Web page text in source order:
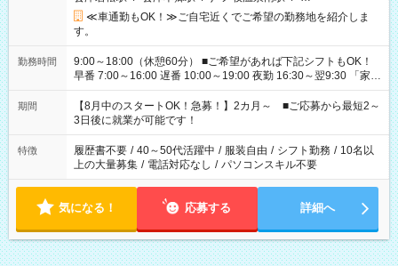
≪車通勤もOK！≫ご自宅近くでご希望の勤務地を紹介しま
す。
勤務時間
9:00～18:00（休憩60分） ■ご希望があれば下記シフトもOK！
早番 7:00～16:00 遅番 10:00～19:00 夜勤 16:30～翌9:30 「家族
と休みを合わせたい」 「余裕を持って夕飯の準備がしたい」
「できれば残業はしたくない」 など、ご希望を教えてください
ね。 ※Wワーク希望の方へ 今ご覧のお仕事で希望する勤務時間
と、もう1つのお仕事の勤務時間。 合計で週40時間を超える場
合は応募できません。
期間
【8月中のスタートOK！急募！】2カ月～ ■ご応募から最短2～
3日後に就業が可能です！
特徴 履歴書不要 / 40～50代活躍中 / 服装自由 / シフト勤務 / 10名以
上の大量募集 / 電話対応なし / パソコンスキル不要
気になる！ 応募する 詳細へ